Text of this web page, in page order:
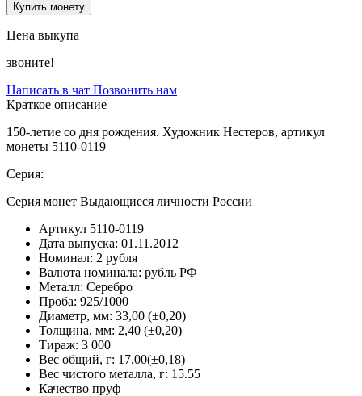
Купить монету
Цена выкупа
звоните!
Написать в чат Позвонить нам
Краткое описание
150-летие со дня рождения. Художник Нестеров, артикул
монеты 5110-0119
Серия:
Серия монет Выдающиеся личности России
Артикул 5110-0119
Дата выпуска: 01.11.2012
Номинал: 2 рубля
Валюта номинала: рубль РФ
Металл: Серебро
Проба: 925/1000
Диаметр, мм: 33,00 (±0,20)
Толщина, мм: 2,40 (±0,20)
Тираж: 3 000
Вес общий, г: 17,00(±0,18)
Вес чистого металла, г: 15.55
Качество пруф